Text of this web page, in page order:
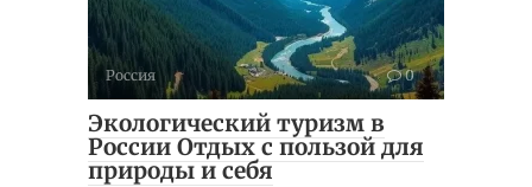
Россия 0
Экологический туризм в
России Отдых с пользой для
природы и себя